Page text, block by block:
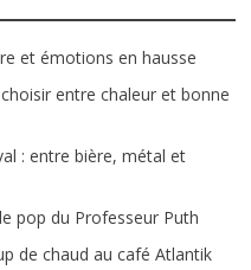
et émotions en hausse
entre chaleur et bonne
: entre bière, métal et
pop du Professeur Puth
de chaud au café Atlantik